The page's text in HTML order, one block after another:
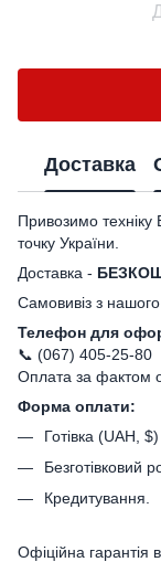
Доставка
Привозимо
точку України.
Доставка -
Самовивіз з
Телефон для
📞 (067) 405-25-80
Оплата за фактом
Форма оплати:
Готівка (UAH, $)
Безготівковий
Кредитування.
Офіційна гарантія